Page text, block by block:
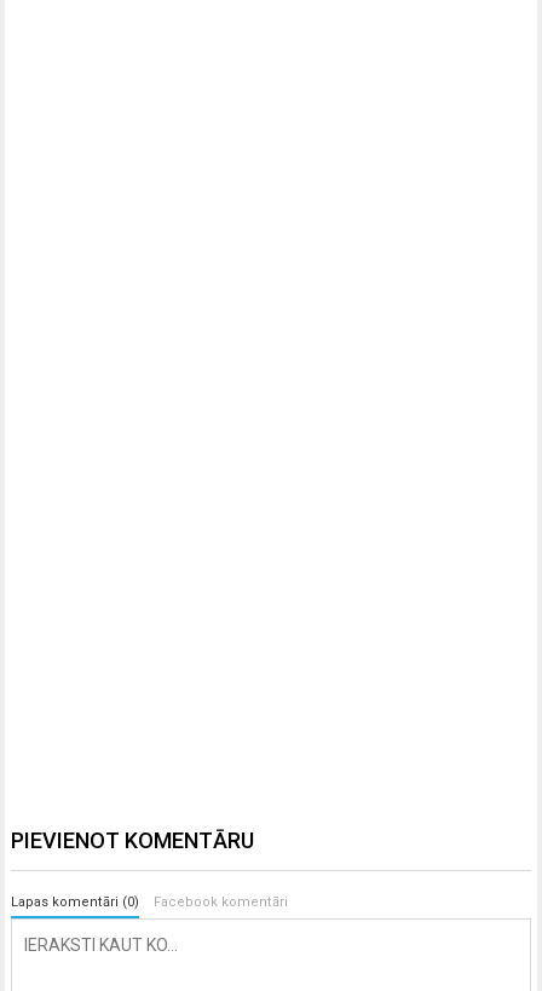
PIEVIENOT KOMENTĀRU
Lapas komentāri (0) Facebook komentāri